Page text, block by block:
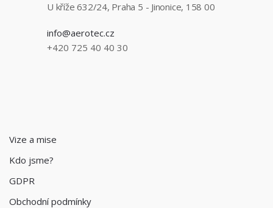
U kříže 632/24, Praha 5 - Jinonice, 158 00
info@aerotec.cz
+420 725 40 40 30
Vize a mise
Kdo jsme?
GDPR
Obchodní podmínky